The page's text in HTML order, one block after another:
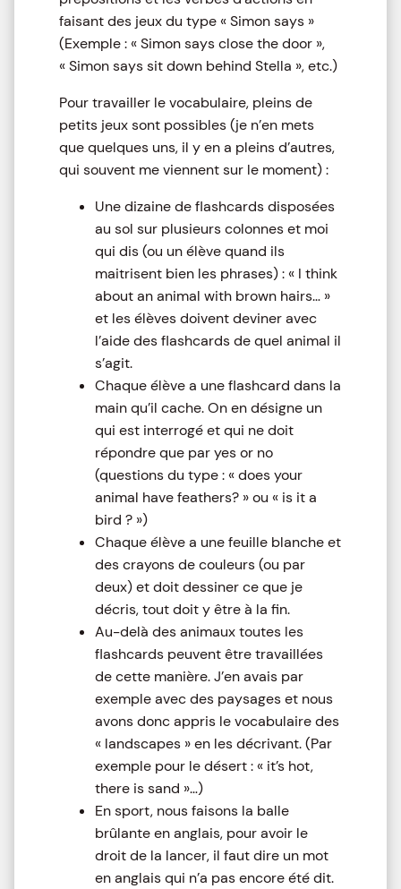
faisant des jeux du type « Simon says »
(Exemple : « Simon says close the door »,
« Simon says sit down behind Stella », etc.)
Pour travailler le vocabulaire, pleins de
petits jeux sont possibles (je n’en mets
que quelques uns, il y en a pleins d’autres,
qui souvent me viennent sur le moment) :
Une dizaine de flashcards disposées
au sol sur plusieurs colonnes et moi
qui dis (ou un élève quand ils
maitrisent bien les phrases) : « I think
about an animal with brown hairs… »
et les élèves doivent deviner avec
l’aide des flashcards de quel animal il
s’agit.
Chaque élève a une flashcard dans la
main qu’il cache. On en désigne un
qui est interrogé et qui ne doit
répondre que par yes or no
(questions du type : « does your
animal have feathers? » ou « is it a
bird ? »)
Chaque élève a une feuille blanche et
des crayons de couleurs (ou par
deux) et doit dessiner ce que je
décris, tout doit y être à la fin.
Au-delà des animaux toutes les
flashcards peuvent être travaillées
de cette manière. J’en avais par
exemple avec des paysages et nous
avons donc appris le vocabulaire des
« landscapes » en les décrivant. (Par
exemple pour le désert : « it’s hot,
there is sand »…)
En sport, nous faisons la balle
brûlante en anglais, pour avoir le
droit de la lancer, il faut dire un mot
en anglais qui n’a pas encore été dit.